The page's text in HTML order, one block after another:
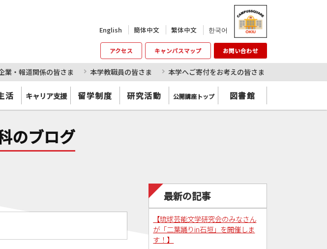
English 簡体中文 繁体中文 한국어
アクセス キャンパスマップ お問い合わせ
業・報道関係の皆さま 本学教職員の皆さま 本学へご寄付をお考えの皆さま
活 キャリア支援 留学制度 研究活動 公開講座トップ 図書館
のブログ
最新の記事
【琉球芸能文学研究会のみなさん
が「二葉踊りin石垣」を開催しま
す！】